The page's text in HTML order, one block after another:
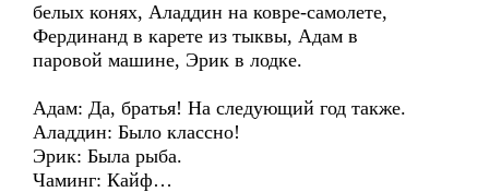
белых конях, Аладдин на ковре-самолете,
Фердинанд в карете из тыквы, Адам в
паровой машине, Эрик в лодке.
Адам: Да, братья! На следующий год также.
Аладдин: Было классно!
Эрик: Была рыба.
Чаминг: Кайф…